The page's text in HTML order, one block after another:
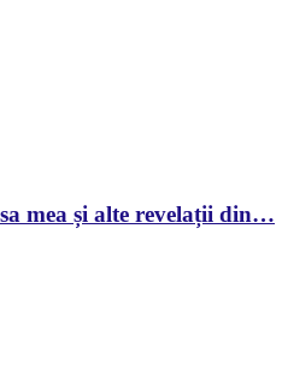
mea și alte revelații din…